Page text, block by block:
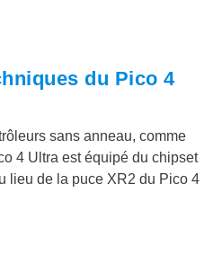
du Pico 4
sans anneau, comme
4 Ultra est équipé du chipset
lieu de la puce XR2 du Pico 4